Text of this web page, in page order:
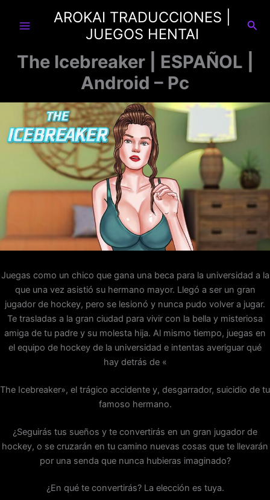
AROKAI TRADUCCIONES |
JUEGOS HENTAI
The Icebreaker | ESPAÑOL |
Android – Pc
Juegas como un chico que gana una beca para la universidad a la
que una vez asistió su hermano mayor. Llegó a ser un gran
jugador de hockey, pero se lesionó y nunca pudo volver a jugar.
Te trasladas a la gran ciudad para vivir con la bella y misteriosa
amiga de tu padre y su molesta hija. Al mismo tiempo, juegas en
el equipo de hockey de la universidad e intentas averiguar qué
hay detrás de «
The Icebreaker», el trágico accidente y, desgarrador, suicidio de tu
famoso hermano.
¿Seguirás tus sueños y te convertirás en un gran jugador de
hockey, o se cruzarán en tu camino nuevas cosas que te llevarán
por una senda que nunca hubieras imaginado?
¿En qué te convertirás? La elección es tuya.